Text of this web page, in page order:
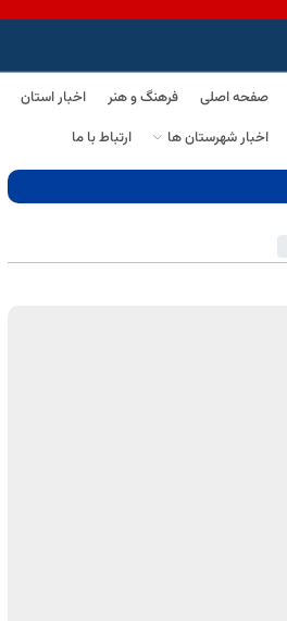
صفحه اصلی فرهنگ و هنر اخبار استان
اخبار شهرستان ها
ارتباط با ما